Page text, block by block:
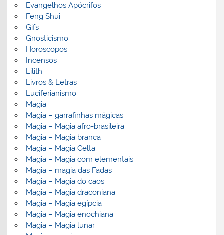
Evangelhos Apócrifos
Feng Shui
Gifs
Gnosticismo
Horoscopos
Incensos
Lilith
Livros & Letras
Luciferianismo
Magia
Magia – garrafinhas mágicas
Magia – Magia afro-brasileira
Magia – Magia branca
Magia – Magia Celta
Magia – Magia com elementais
Magia – magia das Fadas
Magia – Magia do caos
Magia – Magia draconiana
Magia – Magia egípcia
Magia – Magia enochiana
Magia – Magia lunar